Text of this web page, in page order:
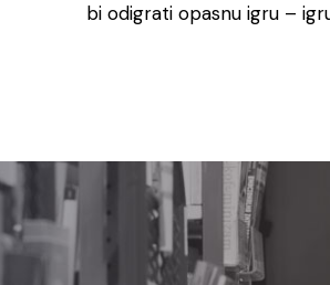
bi odigrati opasnu igru –